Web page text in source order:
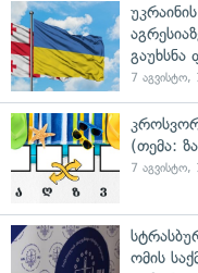
გაუხსნა
7 აგვისტო,
(თემა:
7 აგვისტო,
ომის